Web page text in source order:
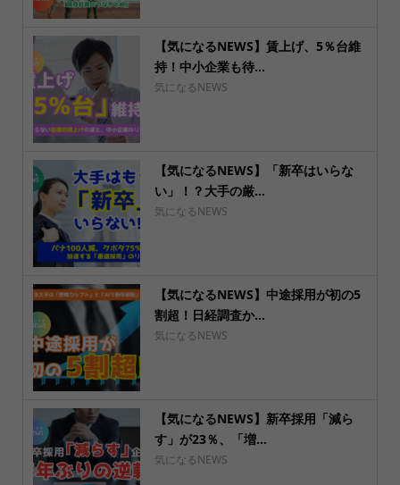
【気になるNEWS】賃上げ、5％台維
持！中小企業も待...
気になるNEWS
【気になるNEWS】「新卒はいらな
い」！？大手の厳...
気になるNEWS
【気になるNEWS】中途採用が初の5
割超！日経調査か...
気になるNEWS
【気になるNEWS】新卒採用「減ら
す」が23％、「増...
気になるNEWS